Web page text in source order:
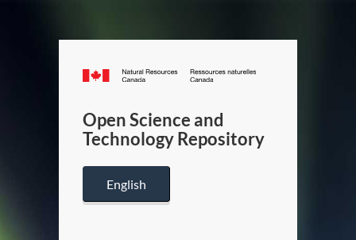
Canada.ca
/
Canada
Open Science and
Technology Repository
English